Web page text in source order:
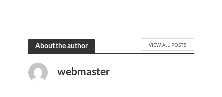
About the author VIEW ALL POSTS
webmaster